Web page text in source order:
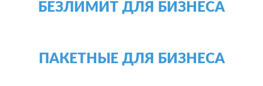
БЕЗЛИМИТ ДЛЯ БИЗНЕСА
ПАКЕТНЫЕ ДЛЯ БИЗНЕСА